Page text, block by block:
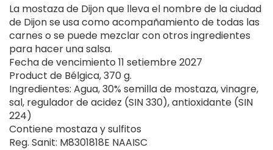
La mostaza de Dijon que lleva el nombre de la ciudad
de Dijon se usa como acompañamiento de todas las
carnes o se puede mezclar con otros ingredientes
para hacer una salsa.
Fecha de vencimiento 11 setiembre 2027
Product de Bélgica, 370 g.
Ingredientes: Agua, 30% semilla de mostaza, vinagre,
sal, regulador de acidez (SIN 330), antioxidante (SIN
224)
Contiene mostaza y sulfitos
Reg. Sanit: M8301818E NAAISC